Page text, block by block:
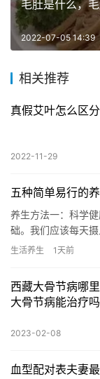
毛肚是什么，
2022-07-05 14:39
相关推荐
真假艾叶怎么区分
2022-11-29
五种简单易行的
养生方法一：科学
础。我们应该每天
和矿物质。多吃蔬
生活养生 1天前
西藏大骨节病哪
大骨节病能治疗吗
2023-02-08
血型配对表夫妻